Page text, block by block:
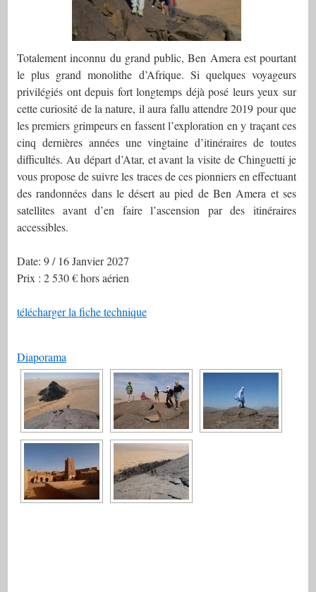
Totalement inconnu du grand public, Ben Amera est pourtant
le plus grand monolithe d’Afrique. Si quelques voyageurs
privilégiés ont depuis fort longtemps déjà posé leurs yeux sur
cette curiosité de la nature, il aura fallu attendre 2019 pour que
les premiers grimpeurs en fassent l’exploration en y traçant ces
cinq dernières années une vingtaine d’itinéraires de toutes
difficultés. Au départ d’Atar, et avant la visite de Chinguetti je
vous propose de suivre les traces de ces pionniers en effectuant
des randonnées dans le désert au pied de Ben Amera et ses
satellites avant d’en faire l’ascension par des itinéraires
accessibles.
Date: 9 / 16 Janvier 2027
Prix : 2 530 € hors aérien
télécharger la fiche technique
Diaporama